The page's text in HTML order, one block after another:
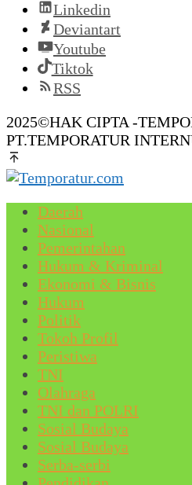
Linkedin
Deviantart
Youtube
Tiktok
RSS
2025©HAK CIPTA -
PT.TEMPORATUR
Daerah
Nasional
Pemerintahan
Hukum & Kriminal
Ekonomi & Bisnis
Hukum
Politik
Tokoh Profil
Peristiwa
TNI
Olahraga
TNI dan POLRI
Sosial Budaya
Sosial Budaya
Serba-serbi